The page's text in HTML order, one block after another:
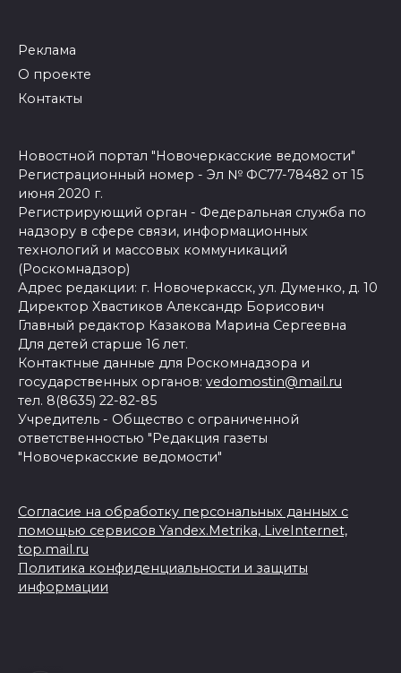
Реклама
О проекте
Контакты
Новостной портал "Новочеркасские ведомости"
Регистрационный номер - Эл № ФС77-78482 от 15
июня 2020 г.
Регистрирующий орган - Федеральная служба по
надзору в сфере связи, информационных
технологий и массовых коммуникаций
(Роскомнадзор)
Адрес редакции: г. Новочеркасск, ул. Думенко, д. 10
Директор Хвастиков Александр Борисович
Главный редактор Казакова Марина Сергеевна
Для детей старше 16 лет.
Контактные данные для Роскомнадзора и
государственных органов: vedomostin@mail.ru
тел. 8(8635) 22-82-85
Учредитель - Общество с ограниченной
ответственностью "Редакция газеты
"Новочеркасские ведомости"
Согласие на обработку персональных данных с
помощью сервисов Yandex.Metrika, LiveInternet,
top.mail.ru
Политика конфиденциальности и защиты
информации